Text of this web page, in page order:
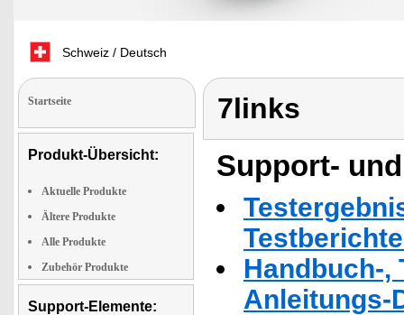
Schweiz / Deutsch
Startseite
Produkt-Übersicht:
Aktuelle Produkte
Ältere Produkte
Alle Produkte
Zubehör Produkte
Support-Elemente:
7links
Support-
Handbuch-,
Anleitungs-